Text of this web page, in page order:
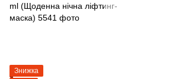
Знижка